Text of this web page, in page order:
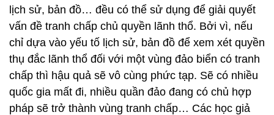
lịch sử, bản đồ… đều có thể sử dụng để giải quyết
vấn đề tranh chấp chủ quyền lãnh thổ. Bởi vì, nếu
chỉ dựa vào yếu tố lịch sử, bản đồ để xem xét quyền
thụ đắc lãnh thổ đối với một vùng đảo biển có tranh
chấp thì hậu quả sẽ vô cùng phức tạp. Sẽ có nhiều
quốc gia mất đi, nhiều quần đảo đang có chủ hợp
pháp sẽ trở thành vùng tranh chấp… Các học giả